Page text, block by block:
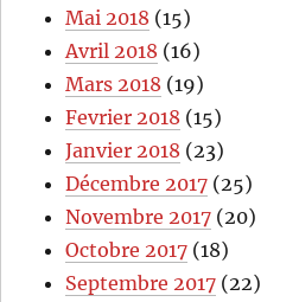
Mai 2018 (15)
Avril 2018 (16)
Mars 2018 (19)
Fevrier 2018 (15)
Janvier 2018 (23)
Décembre 2017 (25)
Novembre 2017 (20)
Octobre 2017 (18)
Septembre 2017 (22)